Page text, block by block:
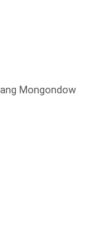
Mongondow